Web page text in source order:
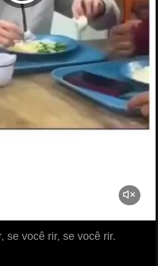
se você rir, se você rir.